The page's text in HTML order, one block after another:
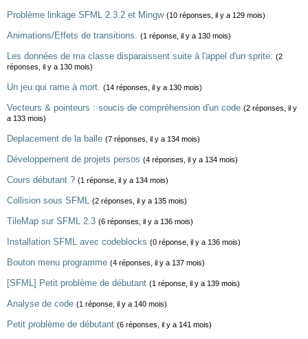
Problème linkage SFML 2.3.2 et Mingw (10 réponses, il y a 129 mois)
Animations/Effets de transitions. (1 réponse, il y a 130 mois)
Les données de ma classe disparaissent suite à l'appel d'un sprite. (2
réponses, il y a 130 mois)
Un jeu qui rame à mort. (14 réponses, il y a 130 mois)
Vecteurs & pointeurs : soucis de compréhension d'un code (2 réponses, il y
a 133 mois)
Deplacement de la balle (7 réponses, il y a 134 mois)
Développement de projets persos (4 réponses, il y a 134 mois)
Cours débutant ? (1 réponse, il y a 134 mois)
Collision sous SFML (2 réponses, il y a 135 mois)
TileMap sur SFML 2.3 (6 réponses, il y a 136 mois)
Installation SFML avec codeblocks (0 réponse, il y a 136 mois)
Bouton menu programme (4 réponses, il y a 137 mois)
[SFML] Petit problème de débutant (1 réponse, il y a 139 mois)
Analyse de code (1 réponse, il y a 140 mois)
Petit problème de débutant (6 réponses, il y a 141 mois)